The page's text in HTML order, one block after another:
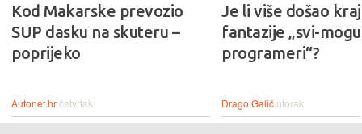
Kod Makarske prevozio
SUP dasku na skuteru –
poprijeko
Autonet.hrčetvrtak
Je li više došao kraj
fantazije „svi-
programeri“?
Drago Galić utorak